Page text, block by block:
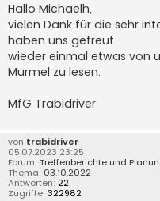
Hallo Michaelh,
vielen Dank für die sehr
haben uns gefreut
wieder einmal etwas von
Murmel zu lesen.
MfG Trabidriver
von trabidriver
05.07.2023 23:25
Forum: Treffenberichte und
Thema: 03.10.2022
Antworten: 22
Zugriffe: 322982